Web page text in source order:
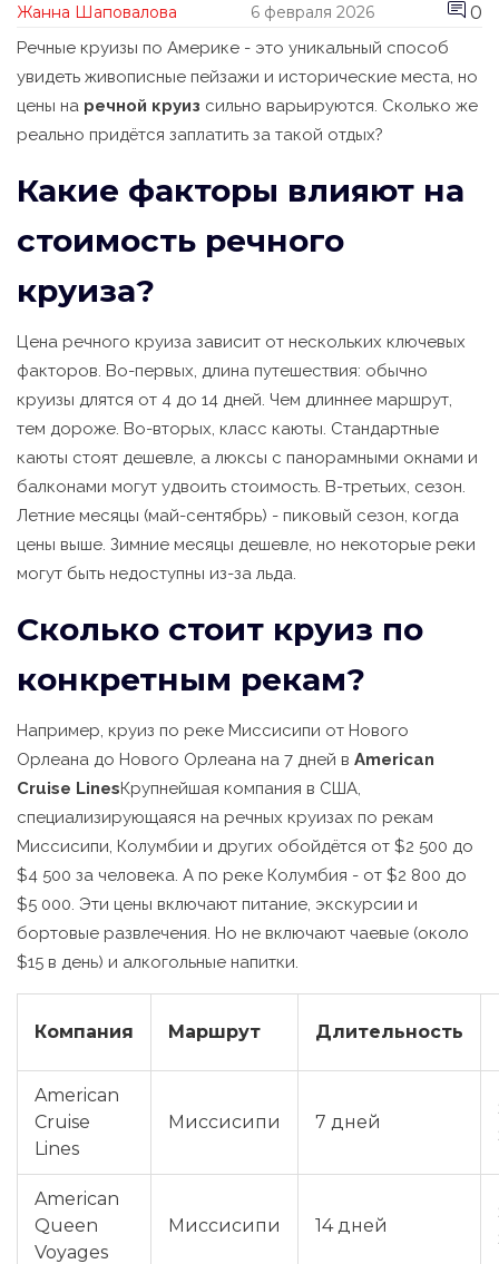
Жанна Шаповалова 6 февраля 2026 0
Речные круизы по Америке - это уникальный способ
увидеть живописные пейзажи и исторические места, но
цены на речной круиз сильно варьируются. Сколько же
реально придётся заплатить за такой отдых?
Какие факторы влияют на
стоимость речного
круиза?
Цена речного круиза зависит от нескольких ключевых
факторов. Во-первых, длина путешествия: обычно
круизы длятся от 4 до 14 дней. Чем длиннее маршрут,
тем дороже. Во-вторых, класс каюты. Стандартные
каюты стоят дешевле, а люксы с панорамными окнами и
балконами могут удвоить стоимость. В-третьих, сезон.
Летние месяцы (май-сентябрь) - пиковый сезон, когда
цены выше. Зимние месяцы дешевле, но некоторые реки
могут быть недоступны из-за льда.
Сколько стоит круиз по
конкретным рекам?
Например, круиз по реке Миссисипи от Нового
Орлеана до Нового Орлеана на 7 дней в American
Cruise LinesКрупнейшая компания в США,
специализирующаяся на речных круизах по рекам
Миссисипи, Колумбии и других обойдётся от $2 500 до
$4 500 за человека. А по реке Колумбия - от $2 800 до
$5 000. Эти цены включают питание, экскурсии и
бортовые развлечения. Но не включают чаевые (около
$15 в день) и алкогольные напитки.
Компания Маршрут Длительность
American
Cruise
Lines
Миссисипи 7 дней
American
Queen
Voyages
Миссисипи 14 дней